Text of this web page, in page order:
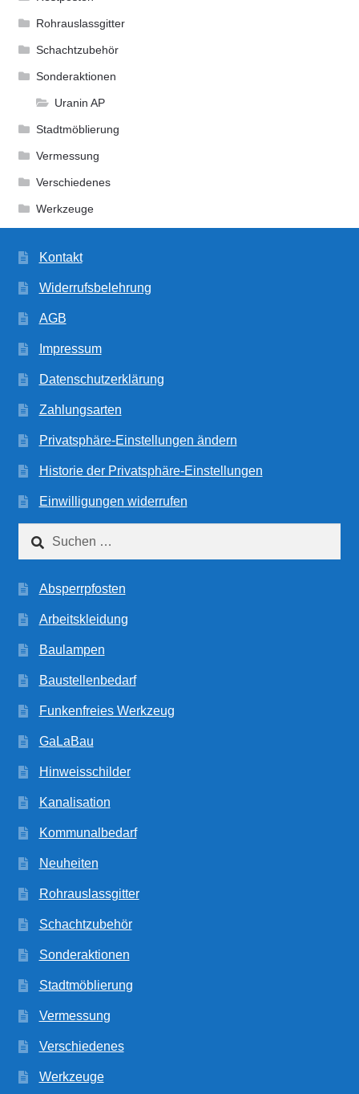
Rohrauslassgitter
Schachtzubehör
Sonderaktionen
Uranin AP
Stadtmöblierung
Vermessung
Verschiedenes
Werkzeuge
Kontakt
Widerrufsbelehrung
AGB
Impressum
Datenschutzerklärung
Zahlungsarten
Privatsphäre-Einstellungen ändern
Historie der Privatsphäre-Einstellungen
Einwilligungen widerrufen
nach:
Absperrpfosten
Arbeitskleidung
Baulampen
Baustellenbedarf
Funkenfreies Werkzeug
GaLaBau
Hinweisschilder
Kanalisation
Kommunalbedarf
Neuheiten
Rohrauslassgitter
Schachtzubehör
Sonderaktionen
Stadtmöblierung
Vermessung
Verschiedenes
Werkzeuge